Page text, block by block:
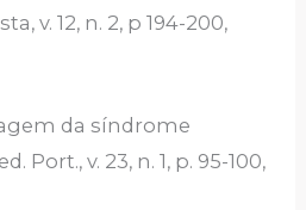
v. 12, n. 2, p 194-200,
da síndrome
Port., v. 23, n. 1, p. 95-100,